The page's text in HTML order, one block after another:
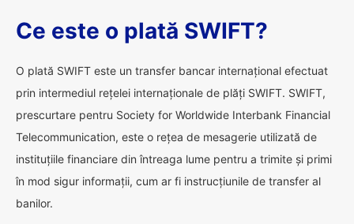
Ce este o plată SWIFT?
O plată SWIFT este un transfer bancar internațional efectuat
prin intermediul rețelei internaționale de plăți SWIFT. SWIFT,
prescurtare pentru Society for Worldwide Interbank Financial
Telecommunication, este o rețea de mesagerie utilizată de
instituțiile financiare din întreaga lume pentru a trimite și primi
în mod sigur informații, cum ar fi instrucțiunile de transfer al
banilor.